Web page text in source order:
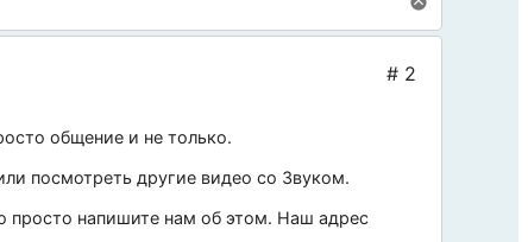
общение и не только.
посмотреть другие видео со Звуком.
просто напишите нам об этом. Наш адрес